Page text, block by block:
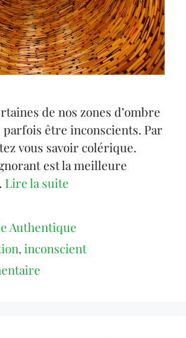
de nos zones d’ombre
être inconscients. Par
vous savoir colérique.
est la meilleure
Lire la suite
Authentique
,inconscient